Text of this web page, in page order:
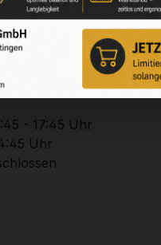
zu Ihrer Bestellung:
94201 – 0
- 17:45 Uhr
Uhr